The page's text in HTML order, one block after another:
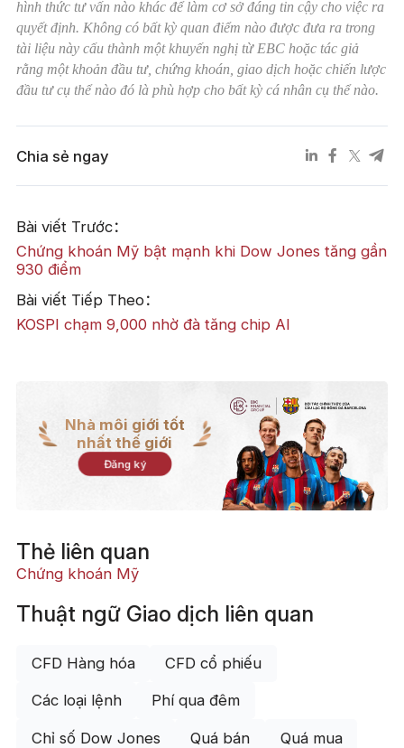
hình thức tư vấn nào khác để làm cơ sở đáng tin cậy cho việc ra
quyết định. Không có bất kỳ quan điểm nào được đưa ra trong
tài liệu này cấu thành một khuyến nghị từ EBC hoặc tác giả
rằng một khoản đầu tư, chứng khoán, giao dịch hoặc chiến lược
đầu tư cụ thể nào đó là phù hợp cho bất kỳ cá nhân cụ thể nào.
Chia sẻ ngay
Bài viết Trước：
Chứng khoán Mỹ bật mạnh khi Dow Jones tăng gần
930 điểm
Bài viết Tiếp Theo：
KOSPI chạm 9,000 nhờ đà tăng chip AI
Nhà môi giới tốt
nhất thế giới
Đăng ký
Thẻ liên quan
Chứng khoán Mỹ
Thuật ngữ Giao dịch liên quan
CFD Hàng hóa CFD cổ phiếu
Các loại lệnh Phí qua đêm
Chỉ số Dow Jones Quá bán Quá mua